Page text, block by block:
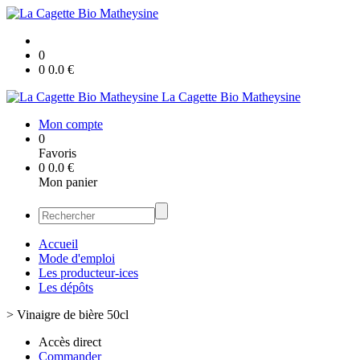
0
0 0.0 €
La Cagette Bio Matheysine
Mon compte
0
Favoris
0 0.0 €
Mon panier
Accueil
Mode d'emploi
Les producteur-ices
Les dépôts
> Vinaigre de bière 50cl
Accès direct
Commander